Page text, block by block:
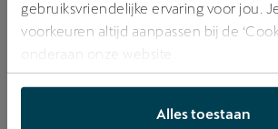
gebruiksvriendelijke ervaring voor jou.
voorkeuren altijd aanpassen bij de
onderaan onze website.
Alles toestaan
Refresh